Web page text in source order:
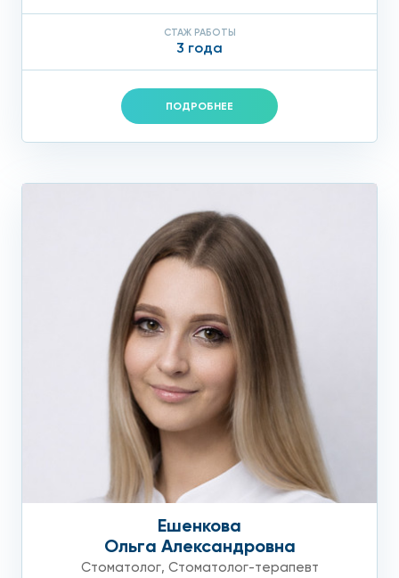
СТАЖ РАБОТЫ
3 года
ПОДРОБНЕЕ
Ешенкова
Ольга Александровна
Стоматолог, Стоматолог-терапевт